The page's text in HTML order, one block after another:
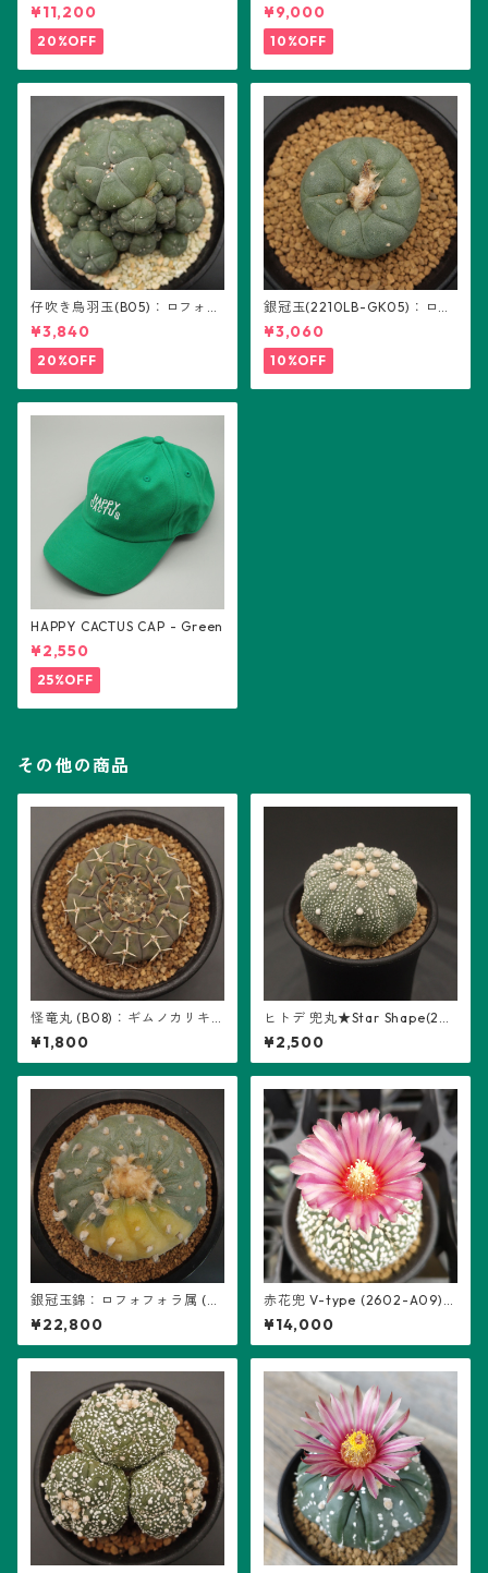
り：ギムノカリキウム属 ※実
生
¥11,200
20%OFF
(B01)
¥9,000
10%OFF
仔吹き烏羽玉(B05)：ロフォフ
ォラ属
¥3,840
20%OFF
銀冠玉(2210LB-GK05)：ロフ
ォフォラ属 ※実生
¥3,060
10%OFF
HAPPY CACTUS CAP - Green
¥2,550
25%OFF
その他の商品
怪竜丸 (B08)：ギムノカリキ
ウム属 ※実生
¥1,800
ヒトデ 兜丸★Star Shape(26
04-S03)：アストロフィツム
属 ※実生
¥2,500
銀冠玉錦：ロフォフォラ属 (B
04) ※扁平、多稜
¥22,800
赤花兜 V-type (2602-A09)：
アストロフィツム属 ※実生
¥14,000